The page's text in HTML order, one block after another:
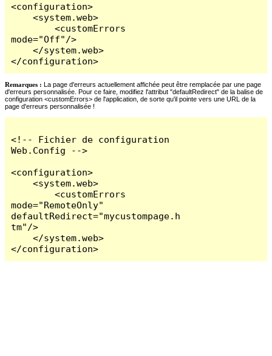
<configuration>
    <system.web>
        <customErrors
mode="Off"/>
    </system.web>
</configuration>
Remarques : La page d'erreurs actuellement affichée peut être remplacée par une page
d'erreurs personnalisée. Pour ce faire, modifiez l'attribut "defaultRedirect" de la balise de
configuration <customErrors> de l'application, de sorte qu'il pointe vers une URL de la
page d'erreurs personnalisée !
<!-- Fichier de configuration
Web.Config -->
<configuration>
    <system.web>
        <customErrors
mode="RemoteOnly"
defaultRedirect="mycustompage.h
tm"/>
    </system.web>
</configuration>